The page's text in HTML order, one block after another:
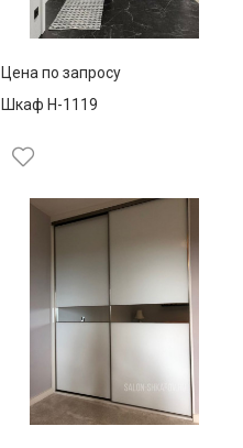
Цена по запросу
Шкаф Н-1119